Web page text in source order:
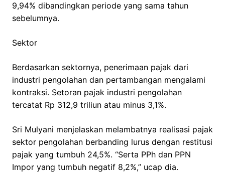
9,94% dibandingkan periode yang sama tahun
sebelumnya.
Sektor
Berdasarkan sektornya, penerimaan pajak dari
industri pengolahan dan pertambangan mengalami
kontraksi. Setoran pajak industri pengolahan
tercatat Rp 312,9 triliun atau minus 3,1%.
Sri Mulyani menjelaskan melambatnya realisasi pajak
sektor pengolahan berbanding lurus dengan restitusi
pajak yang tumbuh 24,5%. “Serta PPh dan PPN
Impor yang tumbuh negatif 8,2%,” ucap dia.